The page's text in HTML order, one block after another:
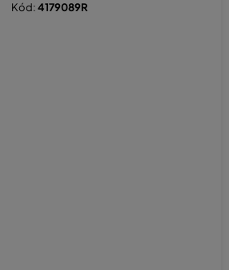
Kód:4179089R